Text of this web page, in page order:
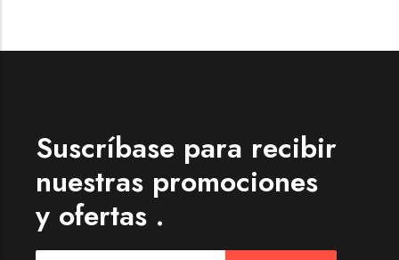
Suscríbase para recibir
nuestras promociones
y ofertas .